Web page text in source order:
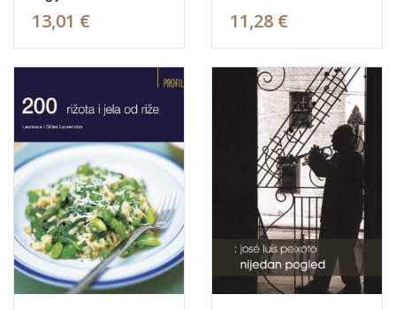
13,01 € 11,28 €